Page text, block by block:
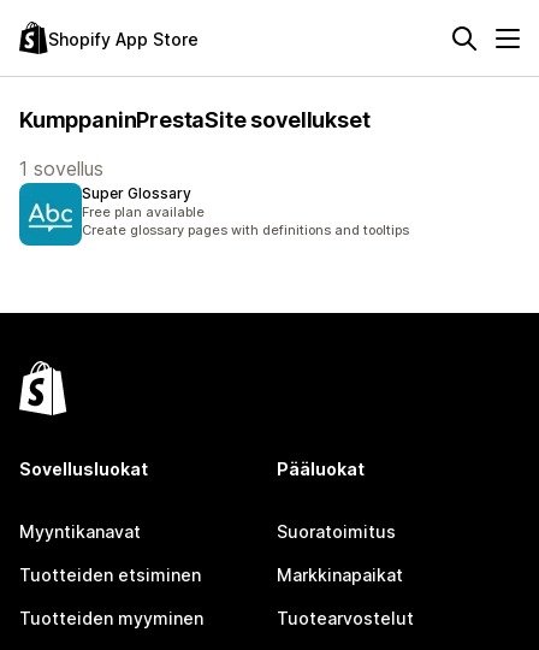
Shopify App Store
KumppaninPrestaSite sovellukset
1 sovellus
Super Glossary
Free plan available
Create glossary pages with definitions and tooltips
Sovellusluokat
Myyntikanavat
Tuotteiden etsiminen
Tuotteiden myyminen
Pääluokat
Suoratoimitus
Markkinapaikat
Tuotearvostelut